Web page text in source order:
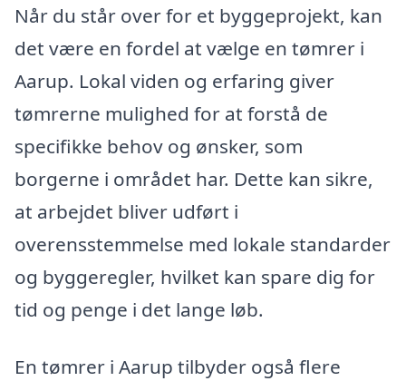
Når du står over for et byggeprojekt, kan
det være en fordel at vælge en tømrer i
Aarup. Lokal viden og erfaring giver
tømrerne mulighed for at forstå de
specifikke behov og ønsker, som
borgerne i området har. Dette kan sikre,
at arbejdet bliver udført i
overensstemmelse med lokale standarder
og byggeregler, hvilket kan spare dig for
tid og penge i det lange løb.
En tømrer i Aarup tilbyder også flere